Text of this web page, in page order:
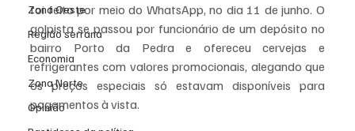
Zona Oeste
Região serrana
Economia
Zona Norte
Opinião
foi feito por meio do WhatsApp, no dia 11 de junho. O
golpista se passou por funcionário de um depósito no
bairro Porto da Pedra e ofereceu cervejas e
refrigerantes com valores promocionais, alegando que
os preços especiais só estavam disponíveis para
pagamentos à vista.